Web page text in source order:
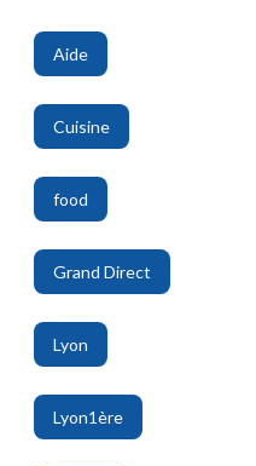
Aide
,
Cuisine
,
food
,
Grand Direct
,
Lyon
,
Lyon1ère
,